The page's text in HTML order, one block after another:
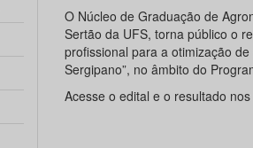
O Núcleo de Graduação de
Sertão da UFS, torna público o
profissional para a otimização
Sergipano”, no âmbito do
Acesse o edital e o resultado